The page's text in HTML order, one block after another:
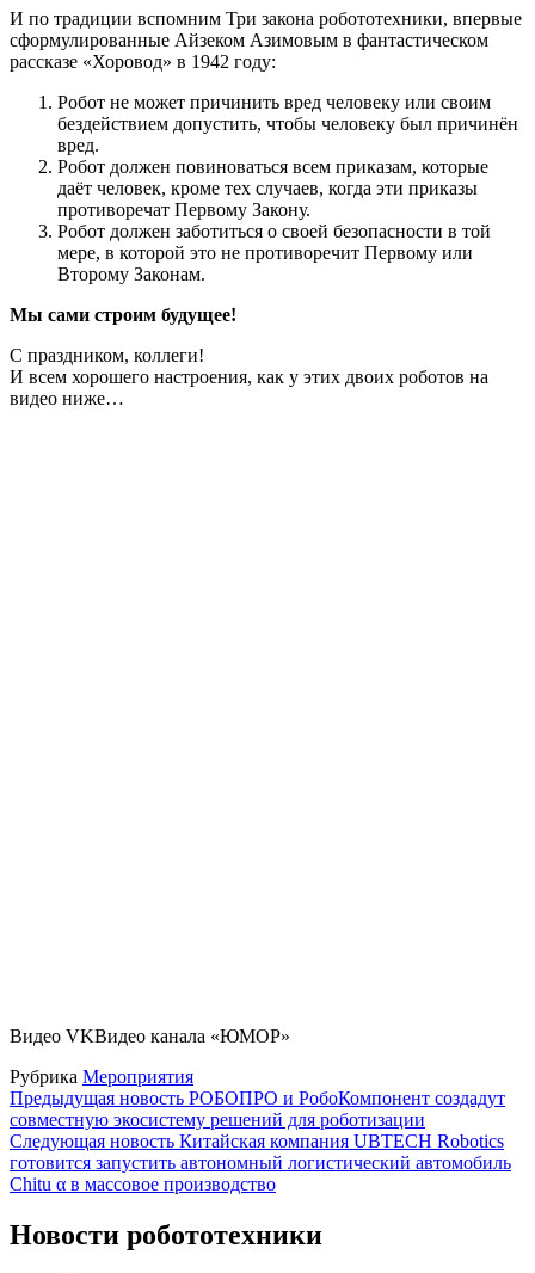
И по традиции вспомним Три закона робототехники, впервые
сформулированные Айзеком Азимовым в фантастическом
рассказе «Хоровод» в 1942 году:
Робот не может причинить вред человеку или своим
бездействием допустить, чтобы человеку был причинён
вред.
Робот должен повиноваться всем приказам, которые
даёт человек, кроме тех случаев, когда эти приказы
противоречат Первому Закону.
Робот должен заботиться о своей безопасности в той
мере, в которой это не противоречит Первому или
Второму Законам.
Мы сами строим будущее!
С праздником, коллеги!
И всем хорошего настроения, как у этих двоих роботов на
видео ниже…
Видео VKВидео канала «ЮМОР»
Рубрика Мероприятия
Навигация
по
записям
Предыдущая новость РОБОПРО и РобоКомпонент создадут
совместную экосистему решений для роботизации
Следующая новость Китайская компания UBTECH Robotics
готовится запустить автономный логистический автомобиль
Chitu α в массовое производство
Новости робототехники